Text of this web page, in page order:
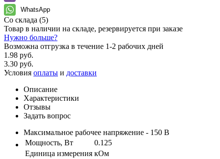
WhatsApp
Со склада (5)
Товар в наличии на складе, резервируется при заказе
Нужно больше?
Возможна отгрузка в течение 1-2 рабочих дней
1.98 руб.
3.30 руб.
Условия оплаты и доставки
Описание
Характеристики
Отзывы
Задать вопрос
Максимальное рабочее напряжение - 150 В
Мощность, Вт
0.125
Единица измерения кОм